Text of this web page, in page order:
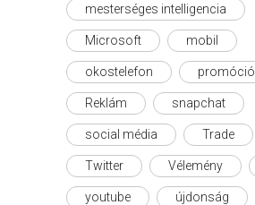
mesterséges intelligencia
Microsoft mobil
okostelefon promóció
Reklám snapchat
social média Trade
Twitter Vélemény
youtube újdonság